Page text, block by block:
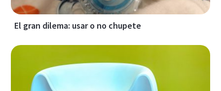
El gran dilema: usar o no chupete